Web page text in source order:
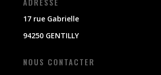
17 rue Gabrielle
94250 GENTILLY
NOUS CONTACTER